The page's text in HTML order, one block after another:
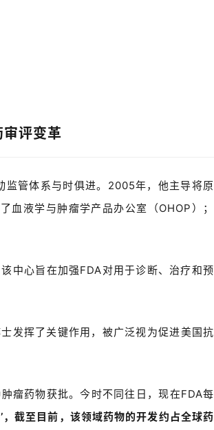
评变革
管体系与时俱进。 2005年，他主导将原
血液学与肿瘤学产品办公室（OHOP ）；
中心旨在加强FDA对用于诊断、治疗和预
发挥了关键作用，被广泛视为促进美国抗
瘤药物获批。今时不同往日，现在FDA每
’，截至目前，该领域药物的开发约占全球药